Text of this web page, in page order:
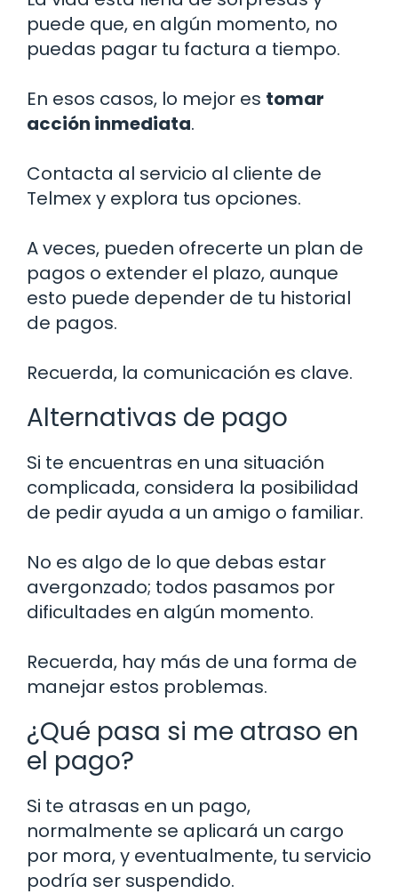
puede que, en algún momento, no
puedas pagar tu factura a tiempo.
En esos casos, lo mejor es tomar
acción inmediata.
Contacta al servicio al cliente de
Telmex y explora tus opciones.
A veces, pueden ofrecerte un plan de
pagos o extender el plazo, aunque
esto puede depender de tu historial
de pagos.
Recuerda, la comunicación es clave.
Alternativas de pago
Si te encuentras en una situación
complicada, considera la posibilidad
de pedir ayuda a un amigo o familiar.
No es algo de lo que debas estar
avergonzado; todos pasamos por
dificultades en algún momento.
Recuerda, hay más de una forma de
manejar estos problemas.
¿Qué pasa si me atraso en
el pago?
Si te atrasas en un pago,
normalmente se aplicará un cargo
por mora, y eventualmente, tu servicio
podría ser suspendido.